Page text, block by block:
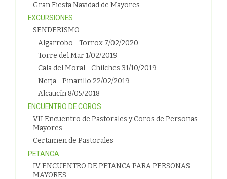
Gran Fiesta Navidad de Mayores
EXCURSIONES
SENDERISMO
Algarrobo - Torrox 7/02/2020
Torre del Mar 1/02/2019
Cala del Moral - Chilches 31/10/2019
Nerja - Pinarillo 22/02/2019
Alcaucín 8/05/2018
ENCUENTRO DE COROS
VII Encuentro de Pastorales y Coros de Personas
Mayores
Certamen de Pastorales
PETANCA
IV ENCUENTRO DE PETANCA PARA PERSONAS
MAYORES